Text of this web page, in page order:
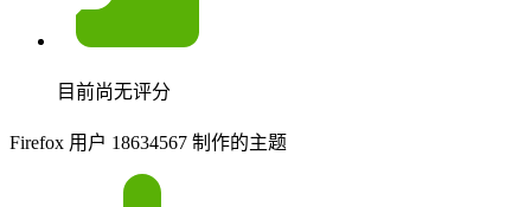
目前尚无评分
Firefox 用户 18634567 制作的主题